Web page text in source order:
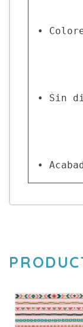
•
• Sin
•